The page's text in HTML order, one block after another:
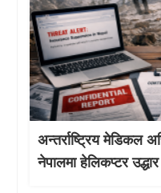
अन्तर्राष्ट्रिय मेडिकल
नेपालमा हेलिकप्टर